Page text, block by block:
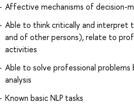
Affective mechanisms of decision-
Able to think critically and interpret
and of other persons), relate to
activities
Able to solve professional problems
analysis
Known basic NLP tasks